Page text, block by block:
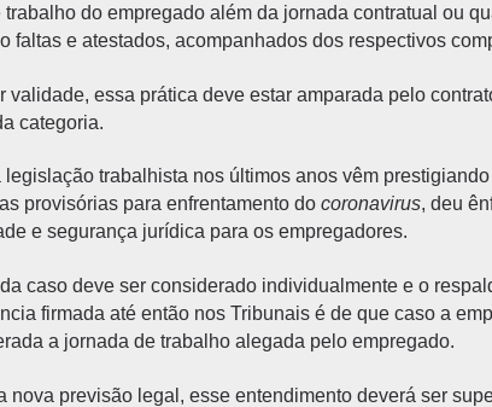
trabalho do empregado além da jornada contratual ou
faltas e atestados, acompanhados dos respectivos
validade, essa prática deve estar amparada pelo
categoria.
trabalhista nos últimos anos vêm
provisórias para enfrentamento do coronavirus, deu
e segurança jurídica para os empregadores.
caso deve ser considerado individualmente e o
firmada até então nos Tribunais é de que caso a
a jornada de trabalho alegada pelo empregado.
nova previsão legal, esse entendimento deverá ser